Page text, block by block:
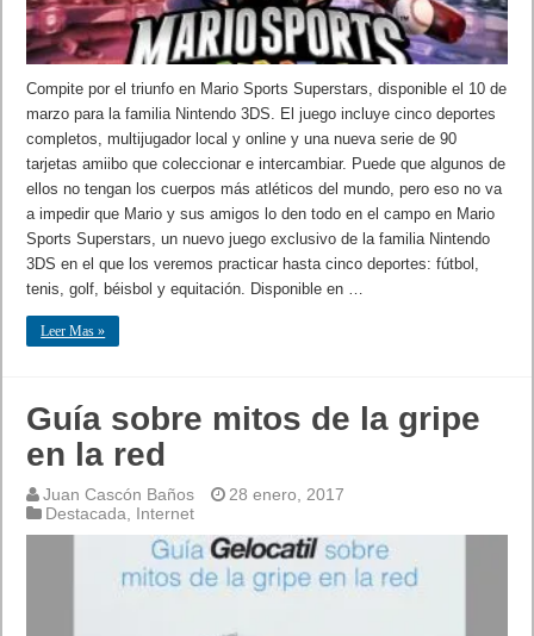
Compite por el triunfo en Mario Sports Superstars, disponible el 10 de
marzo para la familia Nintendo 3DS. El juego incluye cinco deportes
completos, multijugador local y online y una nueva serie de 90
tarjetas amiibo que coleccionar e intercambiar. Puede que algunos de
ellos no tengan los cuerpos más atléticos del mundo, pero eso no va
a impedir que Mario y sus amigos lo den todo en el campo en Mario
Sports Superstars, un nuevo juego exclusivo de la familia Nintendo
3DS en el que los veremos practicar hasta cinco deportes: fútbol,
tenis, golf, béisbol y equitación. Disponible en …
Leer Mas »
Guía sobre mitos de la gripe
en la red
Juan Cascón Baños
28 enero, 2017
Destacada
Internet